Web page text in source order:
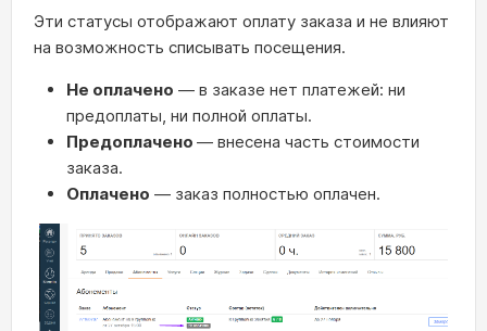
Эти статусы отображают оплату заказа и не влияют
на возможность списывать посещения.
Не оплачено — в заказе нет платежей: ни
предоплаты, ни полной оплаты.
Предоплачено — внесена часть стоимости
заказа.
Оплачено — заказ полностью оплачен.